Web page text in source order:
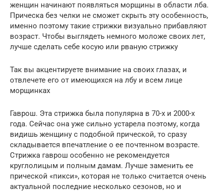
женщин начинают появляться морщины в области лба.
Прическа без челки не сможет скрыть эту особенность,
именно поэтому такие стрижки визуально прибавляют
возраст. Чтобы выглядеть немного моложе своих лет,
лучше сделать себе косую или рваную стрижку
Так вы акцентируете внимание на своих глазах, и
отвлечете его от имеющихся на лбу и всем лице
морщинках
Гаврош. Эта стрижка была популярна в 70-х и 2000-х
года. Сейчас она уже сильно устарела поэтому, когда
видишь женщину с подобной прической, то сразу
складывается впечатление о ее почтенном возрасте.
Стрижка гаврош особенно не рекомендуется
круглолицым и полным дамам. Лучше заменить ее
прической «пикси», которая не только считается очень
актуальной последние несколько сезонов, но и